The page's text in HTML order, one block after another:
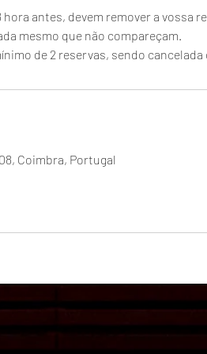
antes, devem remover a vossa
mesmo que não compareçam.
de 2 reservas, sendo cancelada
Coimbra, Portugal